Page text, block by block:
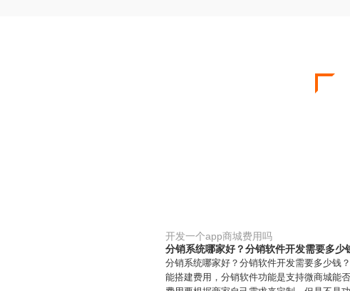
开发一个app商城费用吗
分销系统哪家好？分销软件开发需要多少
分销系统哪家好？分销软件开发需要多少钱
能搭建费用，分销软件功能是支持微商城能